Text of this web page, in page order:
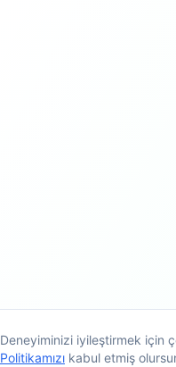
Deneyiminizi iyileştirmek için
Politikamızı kabul etmiş